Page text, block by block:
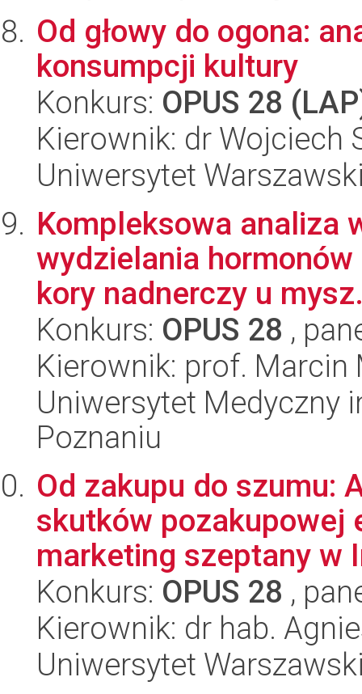
Od głowy do ogona:
konsumpcji kultury
Konkurs: OPUS 28
Kierownik: dr Wojciech
Uniwersytet
Kompleksowa analiza
wydzielania
kory nadnerczy u
Konkurs: OPUS 28 ,
Kierownik: prof. Marcin
Uniwersytet Medyczny
Poznaniu
Od zakupu do szumu:
skutków pozakupowej
marketing szeptany w
Konkurs: OPUS 28 ,
Kierownik: dr hab.
Uniwersytet